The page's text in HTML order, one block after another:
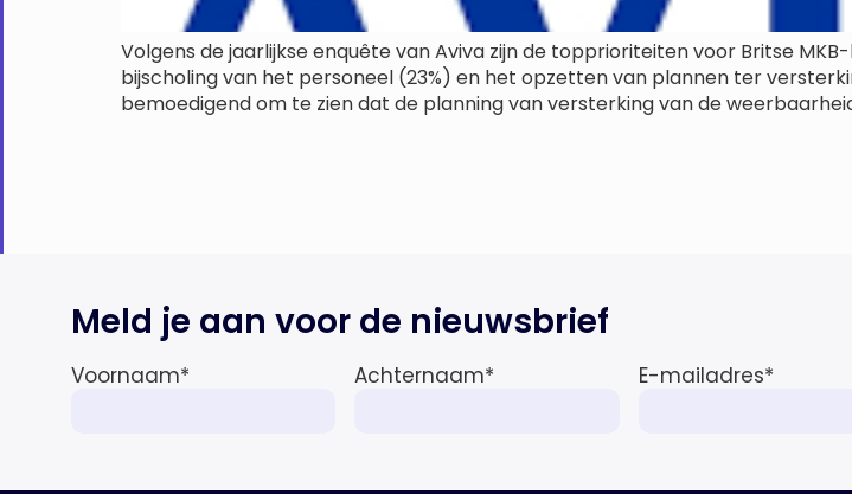
Volgens de jaarlijkse enquête van Aviva zijn de topprioriteiten voor Britse
bijscholing van het personeel (23%) en het opzetten van plannen ter
bemoedigend om te zien dat de planning van versterking van de
Meld je aan voor de nieuwsbrief
Voornaam* Achternaam* E-mailadres*